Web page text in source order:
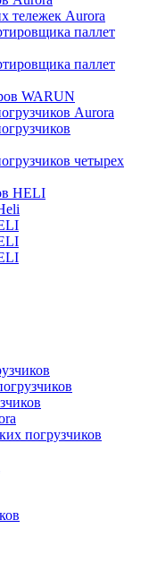
тележек Aurora
паллет
паллет
WARUN
Aurora
четырех
HELI
погрузчиков